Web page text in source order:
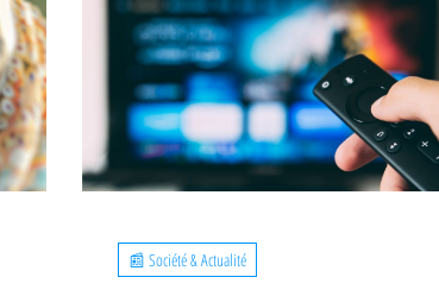
📰 Société & Actualité